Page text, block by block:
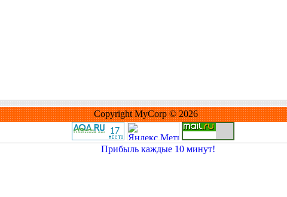
Copyright MyCorp © 2026